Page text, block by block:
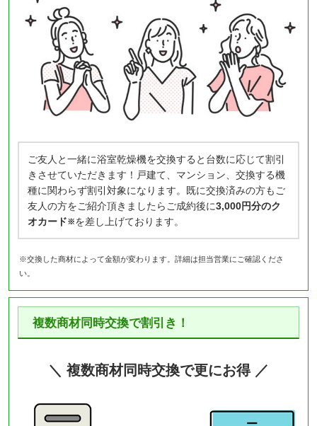
ご友人と一緒に浴室乾燥機を交換すると台数に応じて割引
きさせていただきます！戸建て、マンション、交換する機
種に関わらず割引対象になります。既に交換済みの方もご
友人の方をご紹介頂きましたらご成約後に3,000円分のク
オカード※を差し上げております。
※交換した商材によって金額が変わります。詳細は担当営業にご確認くださ
い。
複数商材同時交換で割引き！
＼ 複数商材同時交換で更にお得 ／